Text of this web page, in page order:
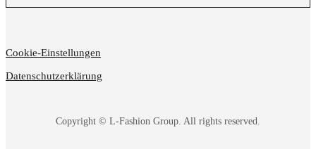
Copyright © L-Fashion Group. All rights reserved.
Cookie-Einstellungen
Datenschutzerklärung